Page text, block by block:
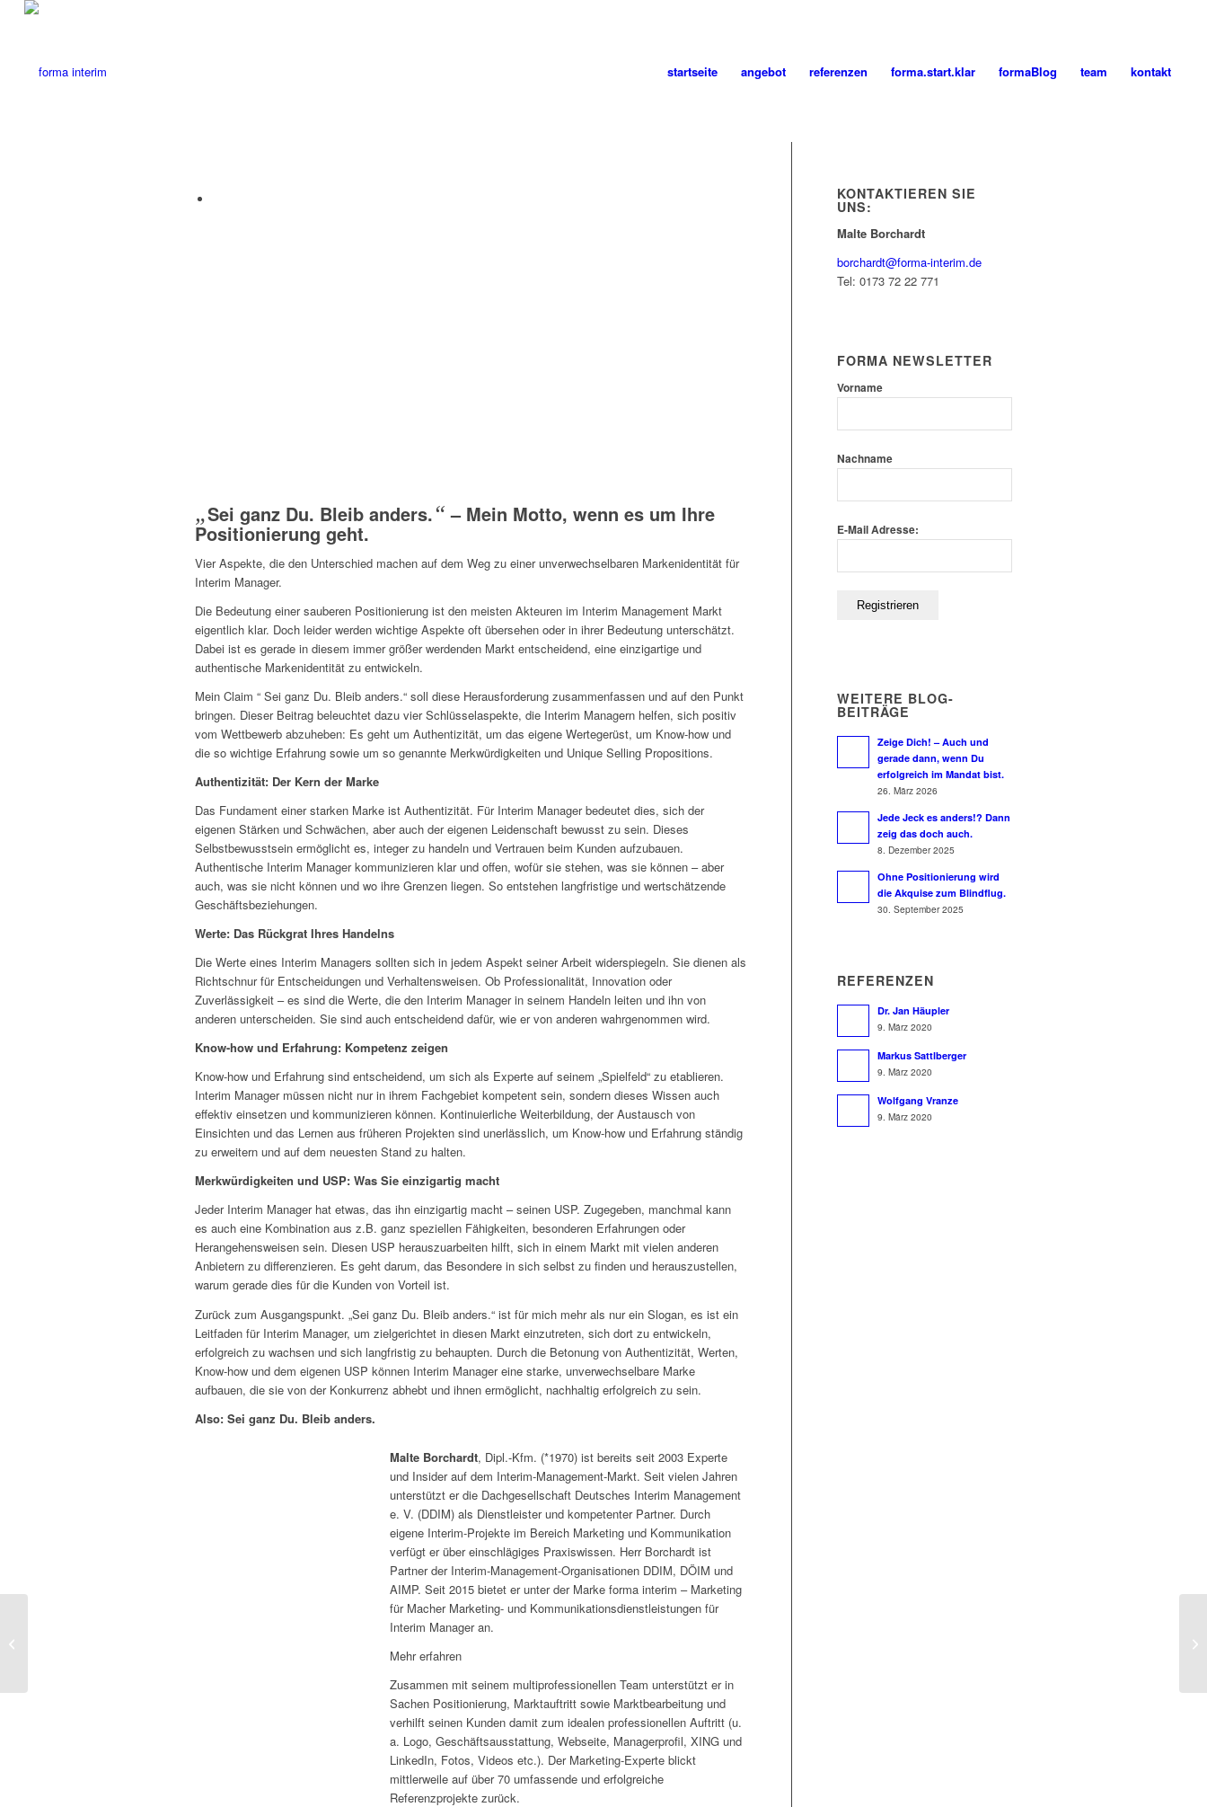
startseite angebot referenzen forma.start.klar formaBlog team kontakt
„Sei ganz Du. Bleib anders.“ – Mein Motto, wenn es um Ihre
Positionierung geht.
Vier Aspekte, die den Unterschied machen auf dem Weg zu einer unverwechselbaren Markenidentität für
Interim Manager.
Die Bedeutung einer sauberen Positionierung ist den meisten Akteuren im Interim Management Markt
eigentlich klar. Doch leider werden wichtige Aspekte oft übersehen oder in ihrer Bedeutung unterschätzt.
Dabei ist es gerade in diesem immer größer werdenden Markt entscheidend, eine einzigartige und
authentische Markenidentität zu entwickeln.
Mein Claim “ Sei ganz Du. Bleib anders.“ soll diese Herausforderung zusammenfassen und auf den Punkt
bringen. Dieser Beitrag beleuchtet dazu vier Schlüsselaspekte, die Interim Managern helfen, sich positiv
vom Wettbewerb abzuheben: Es geht um Authentizität, um das eigene Wertegerüst, um Know-how und
die so wichtige Erfahrung sowie um so genannte Merkwürdigkeiten und Unique Selling Propositions.
Authentizität: Der Kern der Marke
Das Fundament einer starken Marke ist Authentizität. Für Interim Manager bedeutet dies, sich der
eigenen Stärken und Schwächen, aber auch der eigenen Leidenschaft bewusst zu sein. Dieses
Selbstbewusstsein ermöglicht es, integer zu handeln und Vertrauen beim Kunden aufzubauen.
Authentische Interim Manager kommunizieren klar und offen, wofür sie stehen, was sie können – aber
auch, was sie nicht können und wo ihre Grenzen liegen. So entstehen langfristige und wertschätzende
Geschäftsbeziehungen.
Werte: Das Rückgrat Ihres Handelns
Die Werte eines Interim Managers sollten sich in jedem Aspekt seiner Arbeit widerspiegeln. Sie dienen als
Richtschnur für Entscheidungen und Verhaltensweisen. Ob Professionalität, Innovation oder
Zuverlässigkeit – es sind die Werte, die den Interim Manager in seinem Handeln leiten und ihn von
anderen unterscheiden. Sie sind auch entscheidend dafür, wie er von anderen wahrgenommen wird.
Know-how und Erfahrung: Kompetenz zeigen
Know-how und Erfahrung sind entscheidend, um sich als Experte auf seinem „Spielfeld“ zu etablieren.
Interim Manager müssen nicht nur in ihrem Fachgebiet kompetent sein, sondern dieses Wissen auch
effektiv einsetzen und kommunizieren können. Kontinuierliche Weiterbildung, der Austausch von
Einsichten und das Lernen aus früheren Projekten sind unerlässlich, um Know-how und Erfahrung ständig
zu erweitern und auf dem neuesten Stand zu halten.
Merkwürdigkeiten und USP: Was Sie einzigartig macht
Jeder Interim Manager hat etwas, das ihn einzigartig macht – seinen USP. Zugegeben, manchmal kann
es auch eine Kombination aus z.B. ganz speziellen Fähigkeiten, besonderen Erfahrungen oder
Herangehensweisen sein. Diesen USP herauszuarbeiten hilft, sich in einem Markt mit vielen anderen
Anbietern zu differenzieren. Es geht darum, das Besondere in sich selbst zu finden und herauszustellen,
warum gerade dies für die Kunden von Vorteil ist.
Zurück zum Ausgangspunkt. „Sei ganz Du. Bleib anders.“ ist für mich mehr als nur ein Slogan, es ist ein
Leitfaden für Interim Manager, um zielgerichtet in diesen Markt einzutreten, sich dort zu entwickeln,
erfolgreich zu wachsen und sich langfristig zu behaupten. Durch die Betonung von Authentizität, Werten,
Know-how und dem eigenen USP können Interim Manager eine starke, unverwechselbare Marke
aufbauen, die sie von der Konkurrenz abhebt und ihnen ermöglicht, nachhaltig erfolgreich zu sein.
Also: Sei ganz Du. Bleib anders.
Malte Borchardt, Dipl.-Kfm. (*1970) ist bereits seit 2003 Experte
und Insider auf dem Interim-Management-Markt. Seit vielen Jahren
unterstützt er die Dachgesellschaft Deutsches Interim Management
e. V. (DDIM) als Dienstleister und kompetenter Partner. Durch
eigene Interim-Projekte im Bereich Marketing und Kommunikation
verfügt er über einschlägiges Praxiswissen. Herr Borchardt ist
Partner der Interim-Management-Organisationen DDIM, DÖIM und
AIMP. Seit 2015 bietet er unter der Marke forma interim – Marketing
für Macher Marketing- und Kommunikationsdienstleistungen für
Interim Manager an.
Mehr erfahren
Zusammen mit seinem multiprofessionellen Team unterstützt er in
Sachen Positionierung, Marktauftritt sowie Marktbearbeitung und
verhilft seinen Kunden damit zum idealen professionellen Auftritt (u.
a. Logo, Geschäftsausstattung, Webseite, Managerprofil, XING und
LinkedIn, Fotos, Videos etc.). Der Marketing-Experte blickt
mittlerweile auf über 70 umfassende und erfolgreiche
Referenzprojekte zurück.
KONTAKTIEREN SIE
UNS:
Malte Borchardt
borchardt@forma-interim.de
Tel: 0173 72 22 771
FORMA NEWSLETTER
Vorname
Nachname
E-Mail Adresse:
WEITERE BLOG-
BEITRÄGE
Zeige Dich! – Auch und
gerade dann, wenn Du
erfolgreich im Mandat bist.
26. März 2026
Jede Jeck es anders!? Dann
zeig das doch auch.
8. Dezember 2025
Ohne Positionierung wird
die Akquise zum Blindflug.
30. September 2025
REFERENZEN
Dr. Jan Häupler
9. März 2020
Markus Sattlberger
9. März 2020
Wolfgang Vranze
9. März 2020